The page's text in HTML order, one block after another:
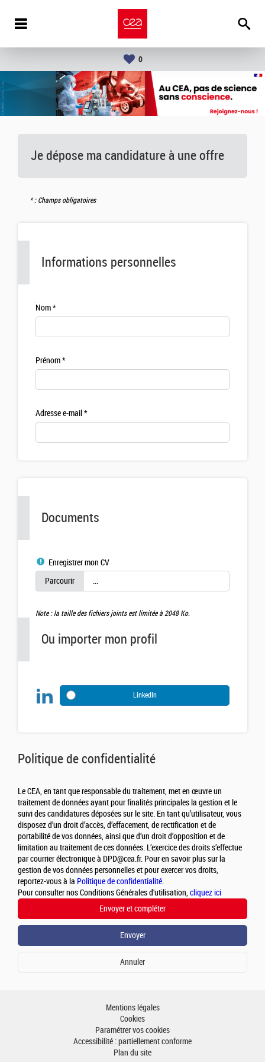
0
Je dépose ma candidature à une offre
: Champs obligatoires
Politique de confidentialité
Le CEA, en tant que responsable du traitement, met en œuvre un
traitement de données ayant pour finalités principales la gestion et le
suivi des candidatures déposées sur le site. En tant qu’utilisateur, vous
disposez d’un droit d’accès, d’effacement, de rectification et de
portabilité de vos données, ainsi que d’un droit d’opposition et de
limitation au traitement de ces données. L’exercice des droits s’effectue
par courrier électronique à DPD@cea.fr. Pour en savoir plus sur la
gestion de vos données personnelles et pour exercer vos droits,
reportez-vous à la Politique de confidentialité.
Pour consulter nos Conditions Générales d'utilisation, cliquez ici
Documents
Enregistrer mon CV
Note : la taille des fichiers joints est limitée à 2048 Ko.
Ou importer mon profil
LinkedIn
Informations personnelles
Nom
Prénom
Adresse e-mail
Mentions légales
Cookies
Paramétrer vos cookies
Accessibilité : partiellement conforme
Plan du site